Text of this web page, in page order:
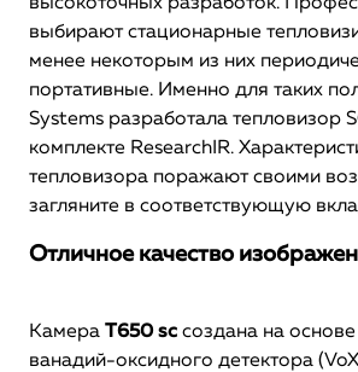
выбирают стационарные
менее некоторым из них
портативные. Именно для таких
Systems разработала тепловизор
комплекте ResearchIR.
тепловизора поражают своими
загляните в соответствующую
Отличное качество
Камера T650 sc создана на
ванадий-оксидного детектора